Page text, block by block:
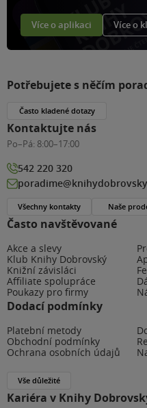
Více o aplikaci Více o
Často navštěvované
Akce a slevy
Klub Knihy Dobrovský
Knižní závisláci
Affiliate spolupráce
Poukazy pro firmy
Dodací podmínky
Platební metody
Obchodní podmínky
Ochrana osobních údajů
Vše důležité
Kariéra v Knihy
Potřebujete s něčím
Často kladené dotazy
Kontaktujte nás
Po–Pá: 8:00–17:00
542 220 320
Všechny kontakty Naše